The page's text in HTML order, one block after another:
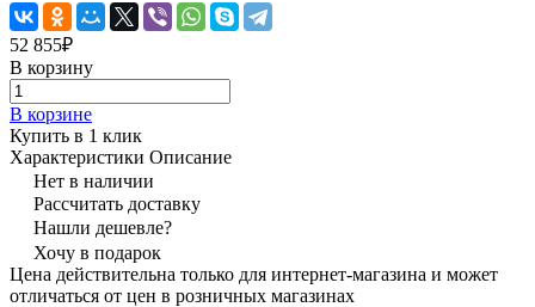
52 855₽
В корзину
В корзине
Купить в 1 клик
Характеристики Описание
Нет в наличии
Рассчитать доставку
Нашли дешевле?
Хочу в подарок
Цена действительна только для интернет-магазина и может
отличаться от цен в розничных магазинах